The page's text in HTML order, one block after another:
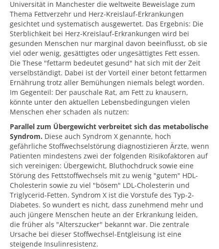
Universität in Manchester die weltweite Beweislage zum
Thema Fettverzehr und Herz-Kreislauf-Erkrankungen
gesichtet und systematisch ausgewertet. Das Ergebnis: Die
Sterblichkeit bei Herz-Kreislauf-Erkrankungen wird bei
gesunden Menschen nur marginal davon beeinflusst, ob sie
viel oder wenig, gesättigtes oder ungesättigtes Fett essen.
Die These "fettarm bedeutet gesund" hat sich mit der Zeit
verselbständigt. Dabei ist der Vorteil einer betont fettarmen
Ernährung trotz aller Bemühungen niemals belegt worden.
Im Gegenteil: Der pauschale Rat, am Fett zu knausern,
könnte unter den aktuellen Lebensbedingungen vielen
Menschen eher schaden als nutzen:
Parallel zum Übergewicht verbreitet sich das metabolische
Syndrom. Diese auch Syndrom X genannte, hoch
gefährliche Stoffwechselstörung diagnostizieren Ärzte, wenn
Patienten mindestens zwei der folgenden Risikofaktoren auf
sich vereinigen: Übergewicht, Bluthochdruck sowie eine
Störung des Fettstoffwechsels mit zu wenig "gutem" HDL-
Cholesterin sowie zu viel "bösem" LDL-Cholesterin und
Triglycerid-Fetten. Syndrom X ist die Vorstufe des Typ-2-
Diabetes. So wundert es nicht, dass zunehmend mehr und
auch jüngere Menschen heute an der Erkrankung leiden,
die früher als "Alterszucker" bekannt war. Die zentrale
Ursache bei dieser Stoffwechsel-Entgleisung ist eine
steigende Insulinresistenz.